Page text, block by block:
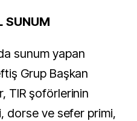
SUNUM
sunum yapan
Grup Başkan
TIR şoförlerinin
dorse ve sefer primi,